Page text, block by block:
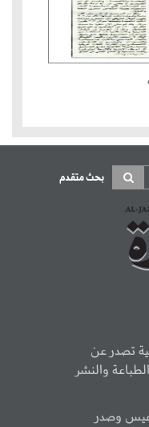
بحث متقدم
تصدر عن
والنشر
وصدر